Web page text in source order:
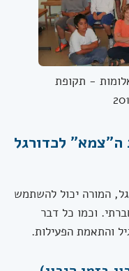
- תקופת
ה"צמא" לכדורגל
המורה יכול להשתמש
וכמו כל דבר
והתאמת הפעילות.